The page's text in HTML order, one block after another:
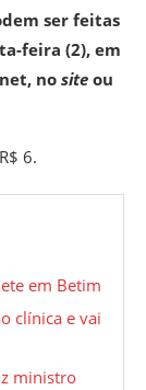
ser feitas
feira (2), em
no site ou
6.
em Betim
clínica e vai
ministro